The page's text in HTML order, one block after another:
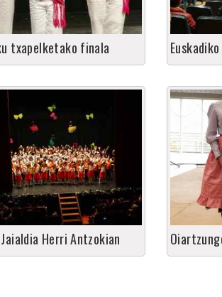
txapelketako finala
Herri Antzokian